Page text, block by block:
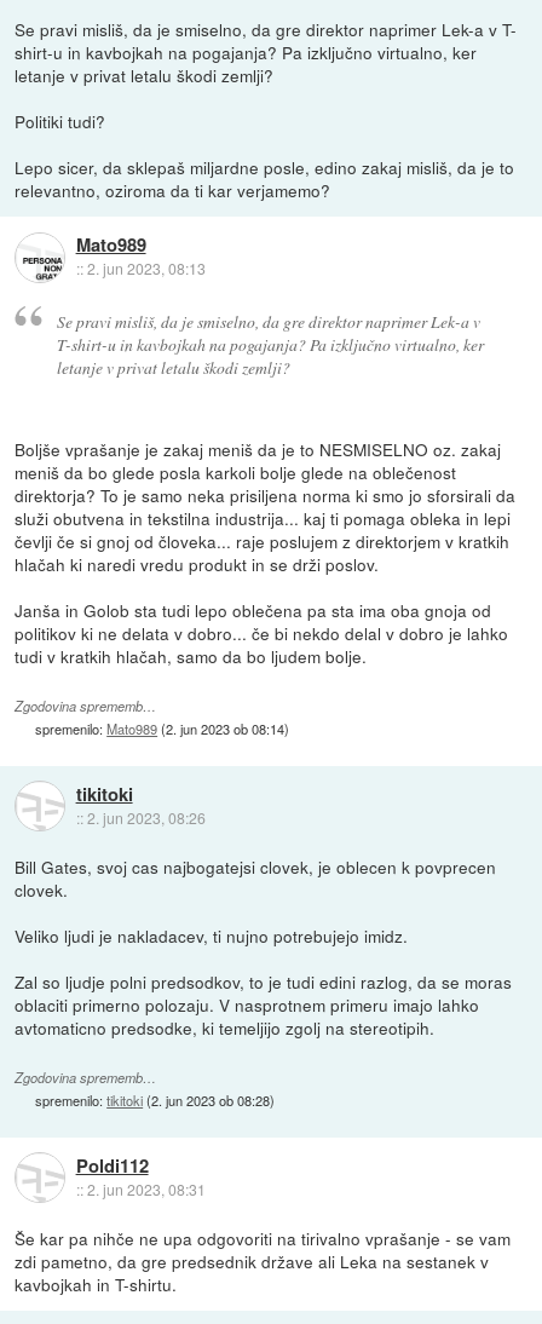
Se pravi misliš, da je smiselno, da gre direktor naprimer Lek-a v T-
shirt-u in kavbojkah na pogajanja? Pa izključno virtualno, ker
letanje v privat letalu škodi zemlji?
Politiki tudi?
Lepo sicer, da sklepaš miljardne posle, edino zakaj misliš, da je to
relevantno, oziroma da ti kar verjamemo?
Mato989
::2. jun 2023, 08:13
Se pravi misliš, da je smiselno, da gre direktor naprimer Lek-a v
T-shirt-u in kavbojkah na pogajanja? Pa izključno virtualno, ker
letanje v privat letalu škodi zemlji?
Boljše vprašanje je zakaj meniš da je to NESMISELNO oz. zakaj
meniš da bo glede posla karkoli bolje glede na oblečenost
direktorja? To je samo neka prisiljena norma ki smo jo sforsirali da
služi obutvena in tekstilna industrija... kaj ti pomaga obleka in lepi
čevlji če si gnoj od človeka... raje poslujem z direktorjem v kratkih
hlačah ki naredi vredu produkt in se drži poslov.
Janša in Golob sta tudi lepo oblečena pa sta ima oba gnoja od
politikov ki ne delata v dobro... če bi nekdo delal v dobro je lahko
tudi v kratkih hlačah, samo da bo ljudem bolje.
Zgodovina sprememb…
spremenilo:Mato989(2. jun 2023 ob 08:14)
tikitoki
::2. jun 2023, 08:26
Bill Gates, svoj cas najbogatejsi clovek, je oblecen k povprecen
clovek.
Veliko ljudi je nakladacev, ti nujno potrebujejo imidz.
Zal so ljudje polni predsodkov, to je tudi edini razlog, da se moras
oblaciti primerno polozaju. V nasprotnem primeru imajo lahko
avtomaticno predsodke, ki temeljijo zgolj na stereotipih.
Zgodovina sprememb…
spremenilo:tikitoki(2. jun 2023 ob 08:28)
Poldi112
::2. jun 2023, 08:31
Še kar pa nihče ne upa odgovoriti na tirivalno vprašanje - se vam
zdi pametno, da gre predsednik države ali Leka na sestanek v
kavbojkah in T-shirtu.